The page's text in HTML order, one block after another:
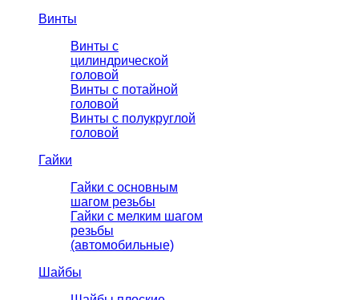
Винты
Винты с
цилиндрической
головой
Винты с потайной
головой
Винты с полукруглой
головой
Гайки
Гайки с основным
шагом резьбы
Гайки с мелким шагом
резьбы
(автомобильные)
Шайбы